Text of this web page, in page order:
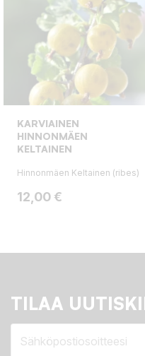
KARVIAINEN
HINNONMÄEN
KELTAINEN
Hinnonmäen Keltainen (ribes)
Hinta
12,00 €
TILAA